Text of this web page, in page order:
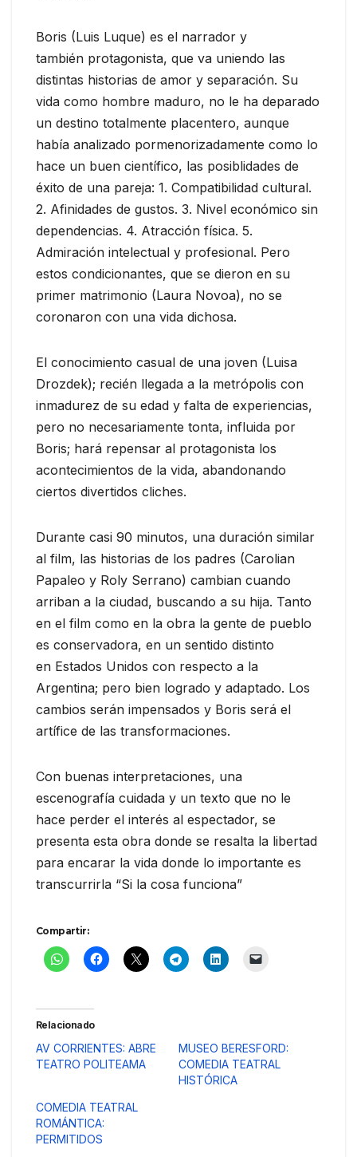
Boris (Luis Luque) es el narrador y
también protagonista, que va uniendo las
distintas historias de amor y separación. Su
vida como hombre maduro, no le ha deparado
un destino totalmente placentero, aunque
había analizado pormenorizadamente como lo
hace un buen científico, las posiblidades de
éxito de una pareja: 1. Compatibilidad cultural.
2. Afinidades de gustos. 3. Nivel económico sin
dependencias. 4. Atracción física. 5.
Admiración intelectual y profesional. Pero
estos condicionantes, que se dieron en su
primer matrimonio (Laura Novoa), no se
coronaron con una vida dichosa.
El conocimiento casual de una joven (Luisa
Drozdek); recién llegada a la metrópolis con
inmadurez de su edad y falta de experiencias,
pero no necesariamente tonta, influida por
Boris; hará repensar al protagonista los
acontecimientos de la vida, abandonando
ciertos divertidos cliches.
Durante casi 90 minutos, una duración similar
al film, las historias de los padres (Carolian
Papaleo y Roly Serrano) cambian cuando
arriban a la ciudad, buscando a su hija. Tanto
en el film como en la obra la gente de pueblo
es conservadora, en un sentido distinto
en Estados Unidos con respecto a la
Argentina; pero bien logrado y adaptado. Los
cambios serán impensados y Boris será el
artífice de las transformaciones.
Con buenas interpretaciones, una
escenografía cuidada y un texto que no le
hace perder el interés al espectador, se
presenta esta obra donde se resalta la libertad
para encarar la vida donde lo importante es
transcurrirla “Si la cosa funciona”
Compartir:
Relacionado
AV CORRIENTES: ABRE
TEATRO POLITEAMA
MUSEO BERESFORD:
COMEDIA TEATRAL
HISTÓRICA
COMEDIA TEATRAL
ROMÁNTICA:
PERMITIDOS